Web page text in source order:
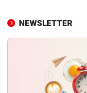
NEWSLETTER